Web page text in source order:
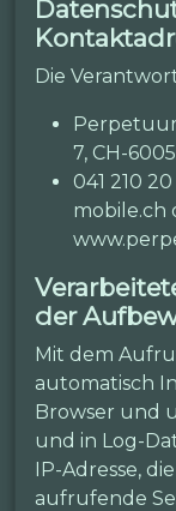
Die
7, CH-
041 210
mobile.ch
der
Mit dem
automatisch
Browser und
und in Log-
IP-Adresse,
aufrufende